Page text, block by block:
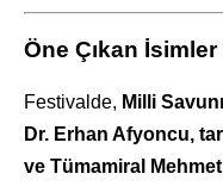
Öne Çıkan
Festivalde, Milli
Dr. Erhan Afyoncu,
ve Tümamiral